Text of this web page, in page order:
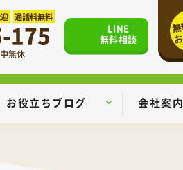
通話料無料
175
無休
LINE
無料相談
お役立ちブログ 会社案内